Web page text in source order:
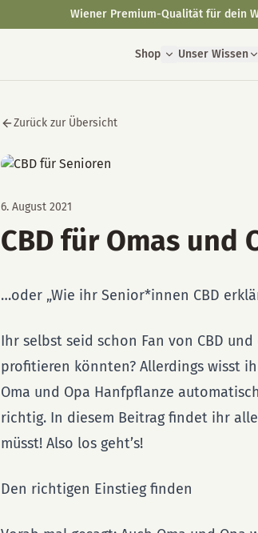
Shop Unser Wissen
Zurück zur Übersicht
6. August 2021
CBD für Omas und
…oder „Wie ihr Senior*innen CBD
Ihr selbst seid schon Fan von CBD
profitieren könnten? Allerdings wisst
Oma und Opa Hanfpflanze
richtig. In diesem Beitrag findet ihr
müsst! Also los geht’s!
Den richtigen Einstieg finden
Wiener Premium-Qualität für dein